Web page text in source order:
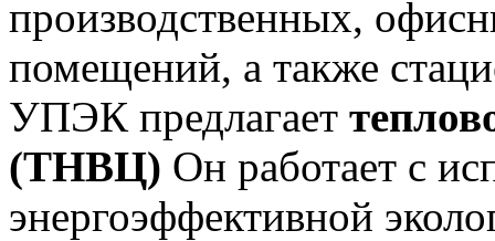
производственных,
помещений, а также
УПЭК предлагает
(ТНВЦ) Он работает с
энергоэффективной